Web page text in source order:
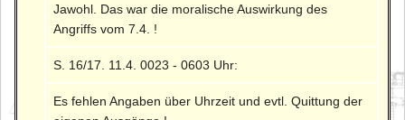
Jawohl. Das war die moralische Auswirkung des
Angriffs vom 7.4. !
S. 16/17. 11.4. 0023 - 0603 Uhr:
Es fehlen Angaben über Uhrzeit und evtl. Quittung der